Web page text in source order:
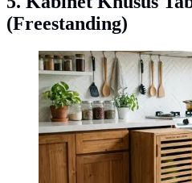
(Freestanding)